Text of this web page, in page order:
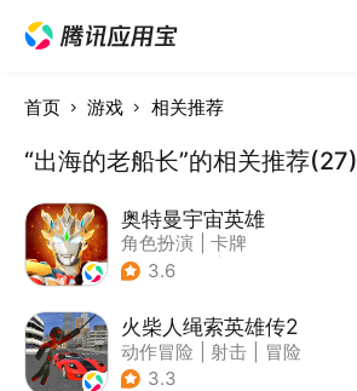
首页 游戏 相关推荐
“出海的老船长”的相关推荐(27)
奥特曼宇宙英雄
角色扮演
卡牌
| 影视改编
3.6
火柴人绳索英雄传2
动作冒险 射击
冒险
| 开放世界
3.3